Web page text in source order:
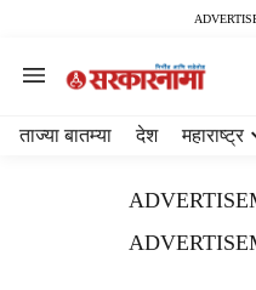
ताज्या बातम्या देश महाराष्ट्र